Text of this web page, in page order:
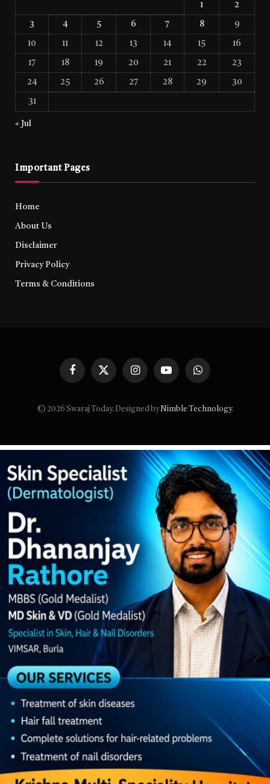
1 2
3 4 5 6 7 8 9
10 11 12 13 14 15 16
17 18 19 20 21 22 23
24 25 26 27 28 29 30
31
« Jul
Important Pages
Home
About Us
Disclaimer
Privacy Policy
Terms & Conditions
FacebookX
InstagramYouTubeWhatsApp
© 2026 Swaraj Today. Designed byNimble Technology.